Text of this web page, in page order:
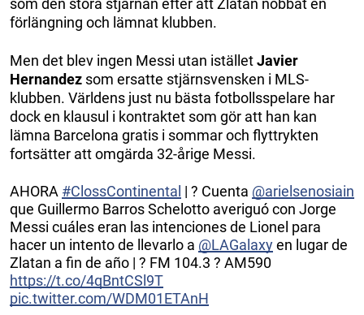
som den stora stjärnan efter att Zlatan nobbat en
förlängning och lämnat klubben.
Men det blev ingen Messi utan iställetJavier
Hernandez som ersatte stjärnsvensken i MLS-
klubben. Världens just nu bästa fotbollsspelare har
dock en klausul i kontraktet som gör att han kan
lämna Barcelona gratis i sommar och flyttrykten
fortsätter att omgärda 32-årige Messi.
AHORA #ClossContinental | ? Cuenta @arielsenosiain
que Guillermo Barros Schelotto averiguó con Jorge
Messi cuáles eran las intenciones de Lionel para
hacer un intento de llevarlo a @LAGalaxyen lugar de
Zlatan a fin de año | ? FM 104.3 ? AM590
https://t.co/4qBntCSl9T
pic.twitter.com/WDM01ETAnH